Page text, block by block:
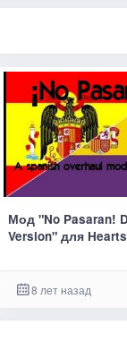
Мод "No Pasaran!
Version" для
8 лет назад